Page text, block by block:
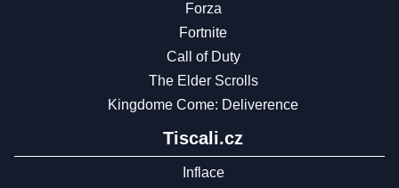
Forza
Fortnite
Call of Duty
The Elder Scrolls
Kingdome Come: Deliverence
Tiscali.cz
Inflace